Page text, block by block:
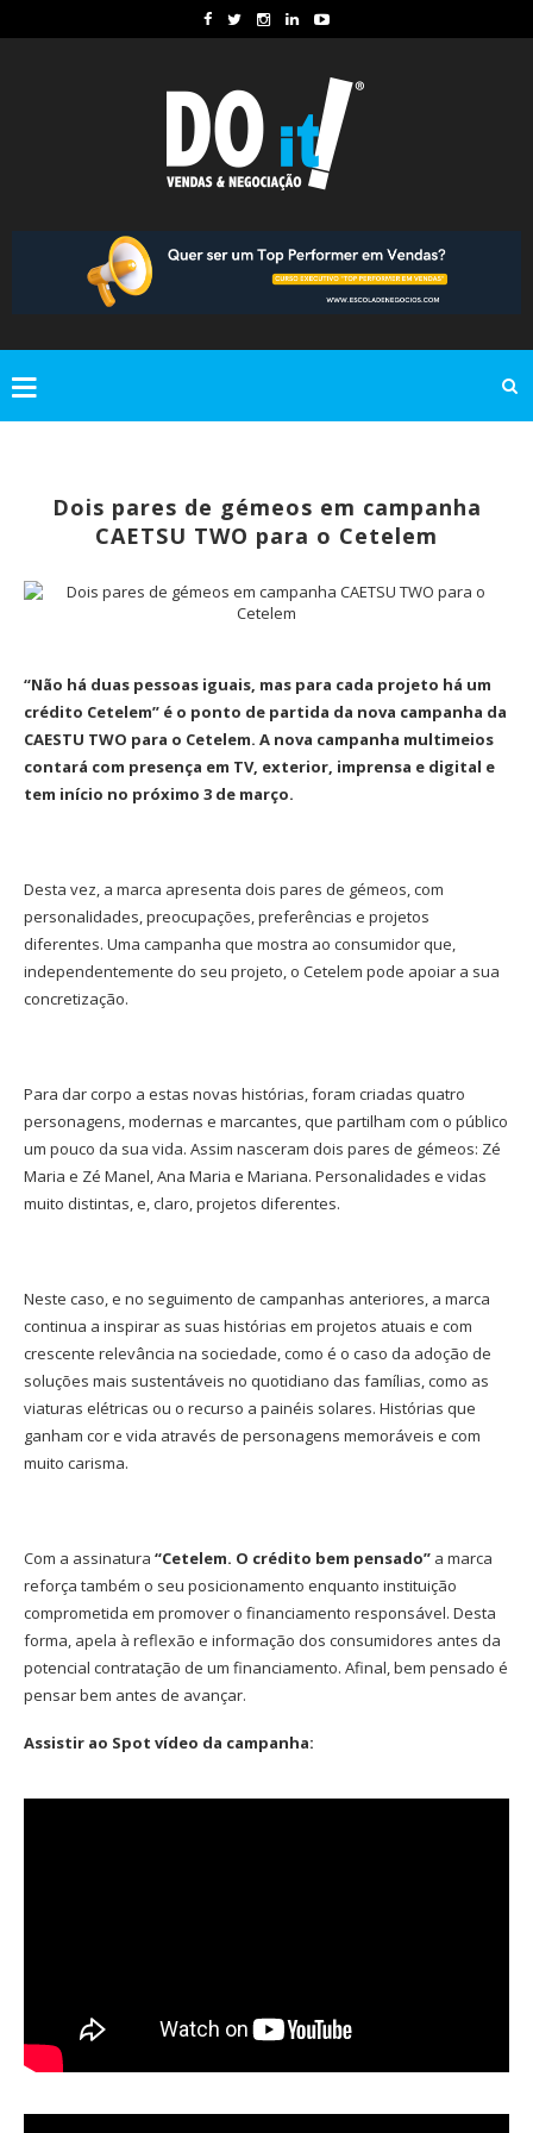
Dois pares de gémeos em campanha
CAETSU TWO para o Cetelem
“Não há duas pessoas iguais, mas para cada projeto há um
crédito Cetelem” é o ponto de partida da nova campanha da
CAESTU TWO para o Cetelem. A nova campanha multimeios
contará com presença em TV, exterior, imprensa e digital e
tem início no próximo 3 de março.
Desta vez, a marca apresenta dois pares de gémeos, com
personalidades, preocupações, preferências e projetos
diferentes. Uma campanha que mostra ao consumidor que,
independentemente do seu projeto, o Cetelem pode apoiar a sua
concretização.
Para dar corpo a estas novas histórias, foram criadas quatro
personagens, modernas e marcantes, que partilham com o público
um pouco da sua vida. Assim nasceram dois pares de gémeos: Zé
Maria e Zé Manel, Ana Maria e Mariana. Personalidades e vidas
muito distintas, e, claro, projetos diferentes.
Neste caso, e no seguimento de campanhas anteriores, a marca
continua a inspirar as suas histórias em projetos atuais e com
crescente relevância na sociedade, como é o caso da adoção de
soluções mais sustentáveis no quotidiano das famílias, como as
viaturas elétricas ou o recurso a painéis solares. Histórias que
ganham cor e vida através de personagens memoráveis e com
muito carisma.
Com a assinatura “Cetelem. O crédito bem pensado” a marca
reforça também o seu posicionamento enquanto instituição
comprometida em promover o financiamento responsável. Desta
forma, apela à reflexão e informação dos consumidores antes da
potencial contratação de um financiamento. Afinal, bem pensado é
pensar bem antes de avançar.
Assistir ao Spot vídeo da campanha: